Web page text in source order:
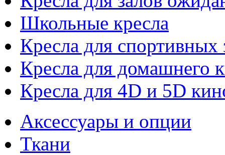
Школьные кресла
Кресла для спортивных
Кресла для домашнего
Кресла для 4D и 5D
Аксессуары и опции
Ткани